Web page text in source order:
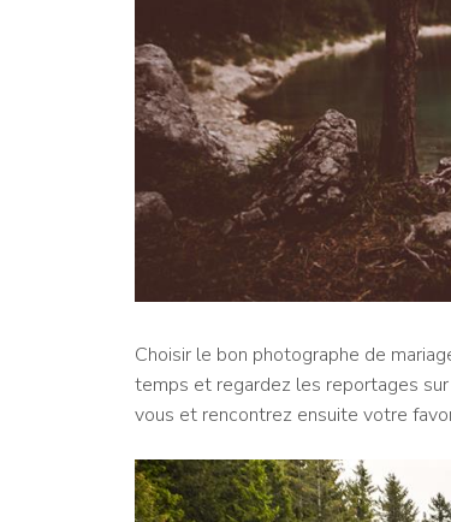
Choisir le bon photographe de
temps et regardez les reportages
vous et rencontrez ensuite votre